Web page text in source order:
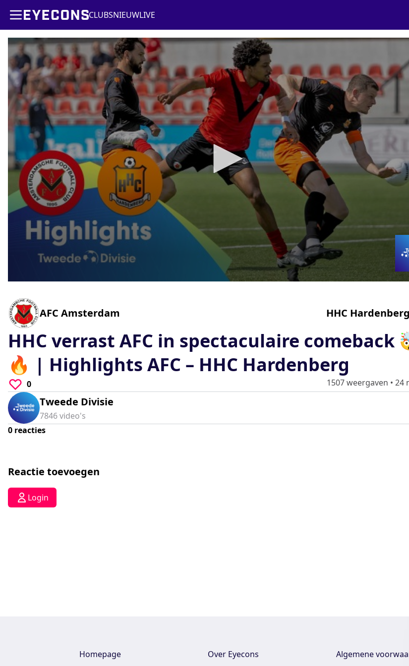
CLUBSNIEUWLIVE
of
0
secondsVolume
90%
AFC Amsterdam
- HHC Hardenberg
HHC verrast AFC in spectaculaire comeback
🔥 | Highlights AFC – HHC Hardenberg
0 1507 weergaven • 24
Tweede Divisie
7846video's
0 reacties
Reactie toevoegen
Login
Homepage Over Eyecons Algemene